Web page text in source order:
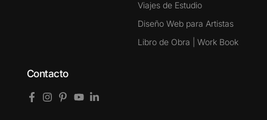
Viajes de Estudio
Diseño Web para Artistas
Libro de Obra | Work Book
Contacto